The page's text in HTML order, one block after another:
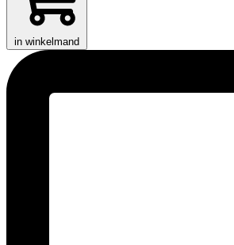
in winkelmand